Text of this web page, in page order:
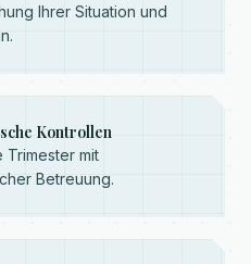
Ihrer Situation und
Kontrollen
Trimester mit
Betreuung.